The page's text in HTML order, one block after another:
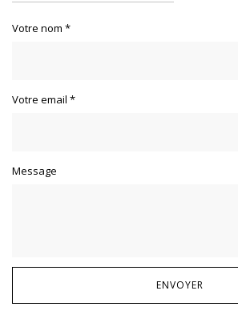
Votre nom *
Votre email *
Message